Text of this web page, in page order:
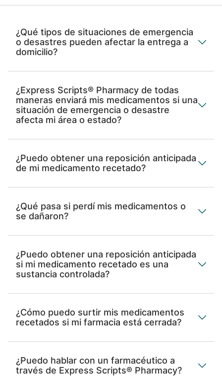
¿Qué tipos de situaciones de emergencia
o desastres pueden afectar la entrega a
domicilio?
¿Express Scripts® Pharmacy de todas
maneras enviará mis medicamentos si una
situación de emergencia o desastre
afecta mi área o estado?
¿Puedo obtener una reposición anticipada
de mi medicamento recetado?
¿Qué pasa si perdí mis medicamentos o
se dañaron?
¿Puedo obtener una reposición anticipada
si mi medicamento recetado es una
sustancia controlada?
¿Cómo puedo surtir mis medicamentos
recetados si mi farmacia está cerrada?
¿Puedo hablar con un farmacéutico a
través de Express Scripts® Pharmacy?